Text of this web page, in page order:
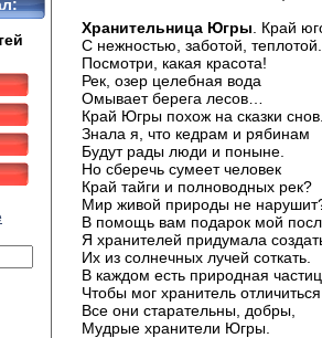
Хранительница Югры . Край
С нежностью, заботой, теплотой.
Посмотри, какая красота!
Рек, озер целебная вода
Омывает берега лесов…
Край Югры похож на сказки
Знала я, что кедрам и рябинам
Будут рады люди и поныне.
Но сберечь сумеет человек
Край тайги и полноводных рек?
Мир живой природы не
В помощь вам подарок мой
Я хранителей придумала
Их из солнечных лучей соткать.
В каждом есть природная
Чтобы мог хранитель
Все они старательны, добры,
Мудрые хранители Югры.